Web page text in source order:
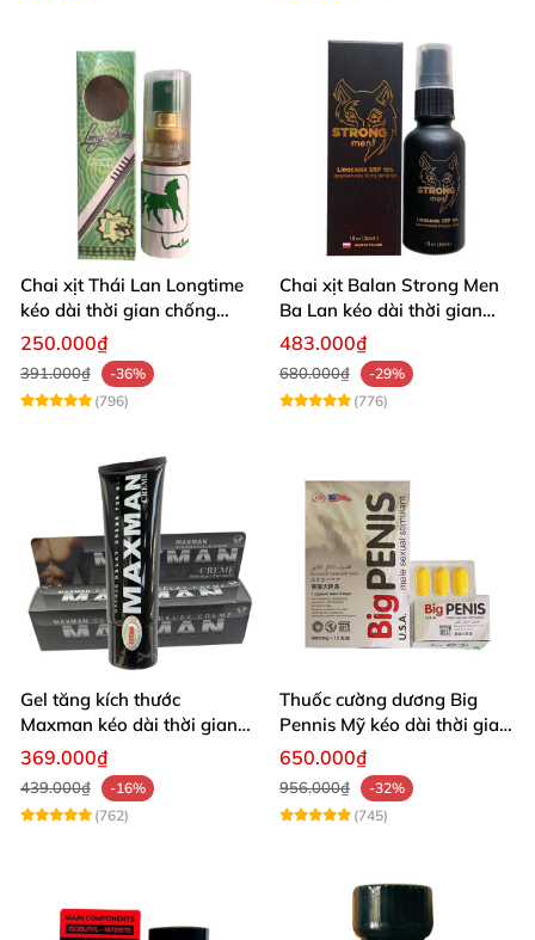
Chai xịt Thái Lan Longtime
kéo dài thời gian chống
xuất tinh sớm
250.000₫
391.000₫
-36%
(796)
Chai xịt Balan Strong Men
Ba Lan kéo dài thời gian
quan hệ
483.000₫
680.000₫
-29%
(776)
Gel tăng kích thước
Maxman kéo dài thời gian
quan hệ nhập Mỹ
369.000₫
439.000₫
-16%
(762)
Thuốc cường dương Big
Pennis Mỹ kéo dài thời gian
hiệu quả
650.000₫
956.000₫
-32%
(745)